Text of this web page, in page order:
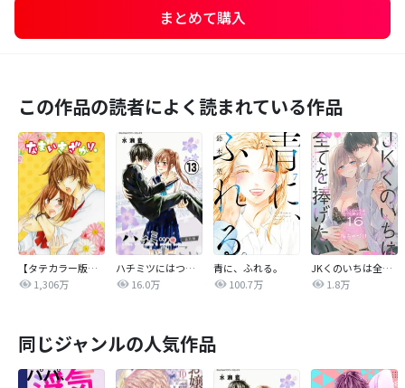
まとめて購入
この作品の読者によく読まれている作品
【タテカラー版】なまいきざかり。
1,306万
ハチミツにはつこい
16.0万
青に、ふれる。
100.7万
JKくのいちは全てを捧げたい
1.8万
同じジャンルの人気作品